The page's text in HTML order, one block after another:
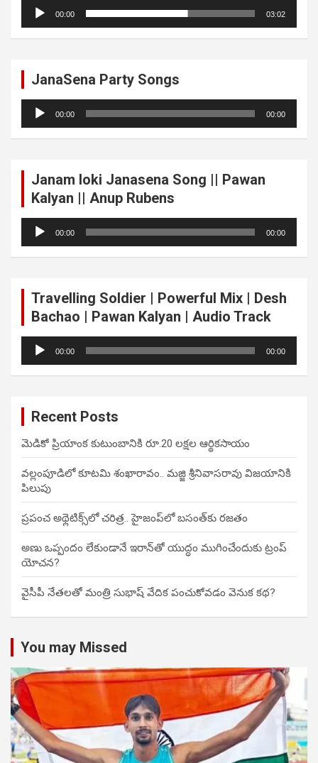
Audio
Player
00:00 03:02
JanaSena Party Songs
Audio
Player
00:00 00:00
Janam loki Janasena Song || Pawan
Kalyan || Anup Rubens
Audio
Player
00:00 00:00
Travelling Soldier | Powerful Mix | Desh
Bachao | Pawan Kalyan | Audio Track
Audio
Player
00:00 00:00
Recent Posts
మెడికో ప్రియాంక కుటుంబానికి రూ.20 లక్షల ఆర్థికసాయం
వల్లంపూడిలో కూటమి శంఖారావం.. మజ్జి శ్రీనివాసరావు విజయానికి
పిలుపు
ప్రపంచ అథ్లెటిక్స్‌లో చరిత్ర.. హైజంప్‌లో బసంత్‌కు రజతం
అణు ఒప్పందం లేకుండానే ఇరాన్‌తో యుద్ధం ముగించేందుకు ట్రంప్‌
యోచన?
వైసీపీ నేతలతో మంత్రి సుభాష్‌ వేదిక పంచుకోవడం వెనుక కథ?
You may Missed